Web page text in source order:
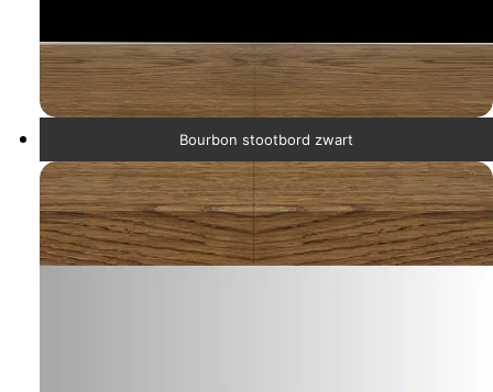
Bourbon stootbord zwart